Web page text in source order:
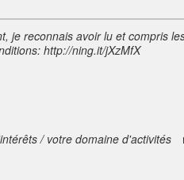
je reconnais avoir lu et compris
http://ning.it/jXzMfX
/ votre domaine d'activités